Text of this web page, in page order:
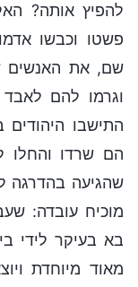
להפיץ אותה?
פשטו וכבשו
שם, את האנשים
וגרמו להם
התישבו
הם שרדו והחלו
שהגיעה בהדרגה
מוכיח עובדה:
בא בעיקר לידי
מאוד מיוחדת